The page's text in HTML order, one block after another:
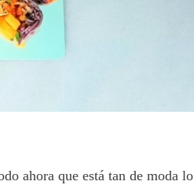
ahora que está tan de moda lo